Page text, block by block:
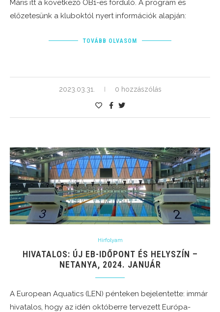
Máris itt a következő OB1-es forduló. A program és
előzetesünk a kluboktól nyert információk alapján:
TOVÁBB OLVASOM
2023.03.31. 0 hozzászólás
Hírfolyam
HIVATALOS: ÚJ EB-IDŐPONT ÉS HELYSZÍN –
NETANYA, 2024. JANUÁR
A European Aquatics (LEN) pénteken bejelentette: immár
hivatalos, hogy az idén októberre tervezett Európa-